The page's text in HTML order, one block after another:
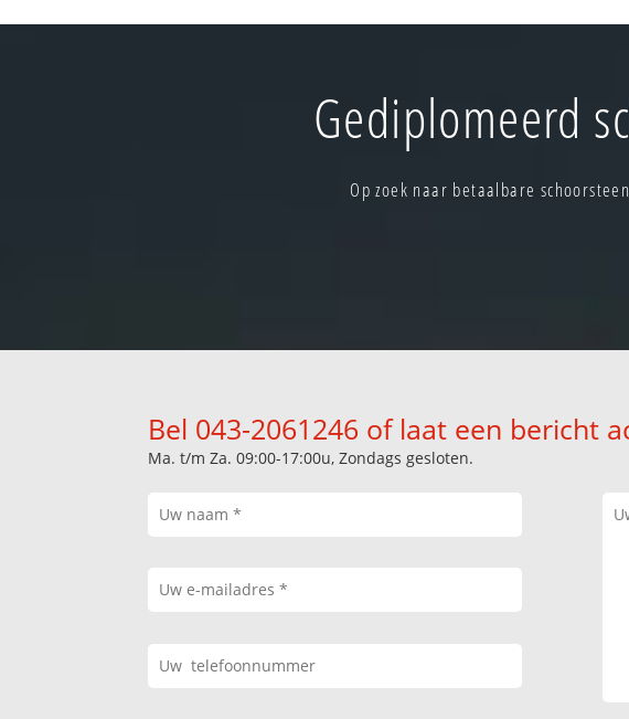
Gediplomeerd
Op zoek naar betaalbare
Bel 043-2061246 of laat een bericht
Ma. t/m Za. 09:00-17:00u, Zondags gesloten.